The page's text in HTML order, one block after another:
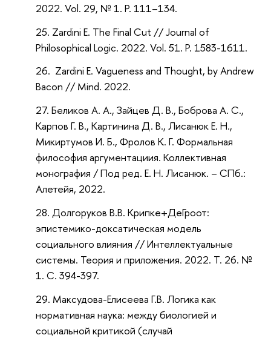
2022. Vol. 29, № 1. P. 111–134.
Zardini E. The Final Cut // Journal of
Philosophical Logic. 2022. Vol. 51. P. 1583-1611.
Zardini E. Vagueness and Thought, by Andrew
Bacon // Mind. 2022.
Беликов А. А., Зайцев Д. В., Боброва А. С.,
Карпов Г. В., Картинина Д. В., Лисанюк Е. Н.,
Микиртумов И. Б., Фролов К. Г. Формальная
философия аргументациия. Коллективная
монография / Под ред. Е. Н. Лисанюк. – СПб.:
Алетейя, 2022.
Долгоруков В.В. Крипке+ДеГроот:
эпистемико-доксатическая модель
социального влияния // Интеллектуальные
системы. Теория и приложения. 2022. Т. 26. №
1. С. 394-397.
Максудова-Елисеева Г.В. Логика как
нормативная наука: между биологией и
социальной критикой (случай